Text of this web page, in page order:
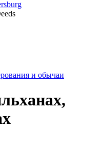
и обычаи